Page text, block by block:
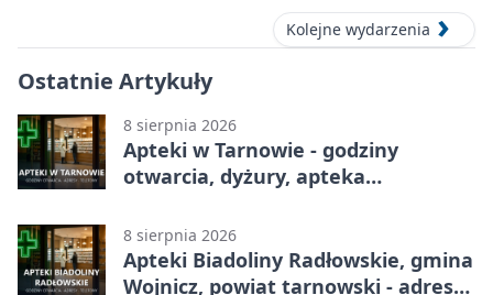
Kolejne wydarzenia
Ostatnie Artykuły
8 sierpnia 2026
Apteki w Tarnowie - godziny
otwarcia, dyżury, apteka
8 sierpnia 2026
Apteki Biadoliny Radłowskie, gmina
Wojnicz, powiat tarnowski - adresy,